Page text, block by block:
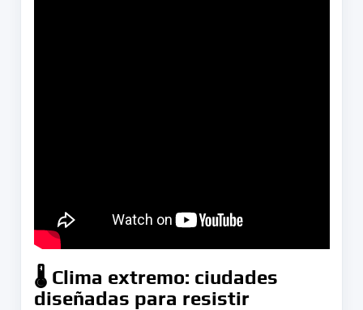
🌡️ Clima extremo: ciudades
diseñadas para resistir